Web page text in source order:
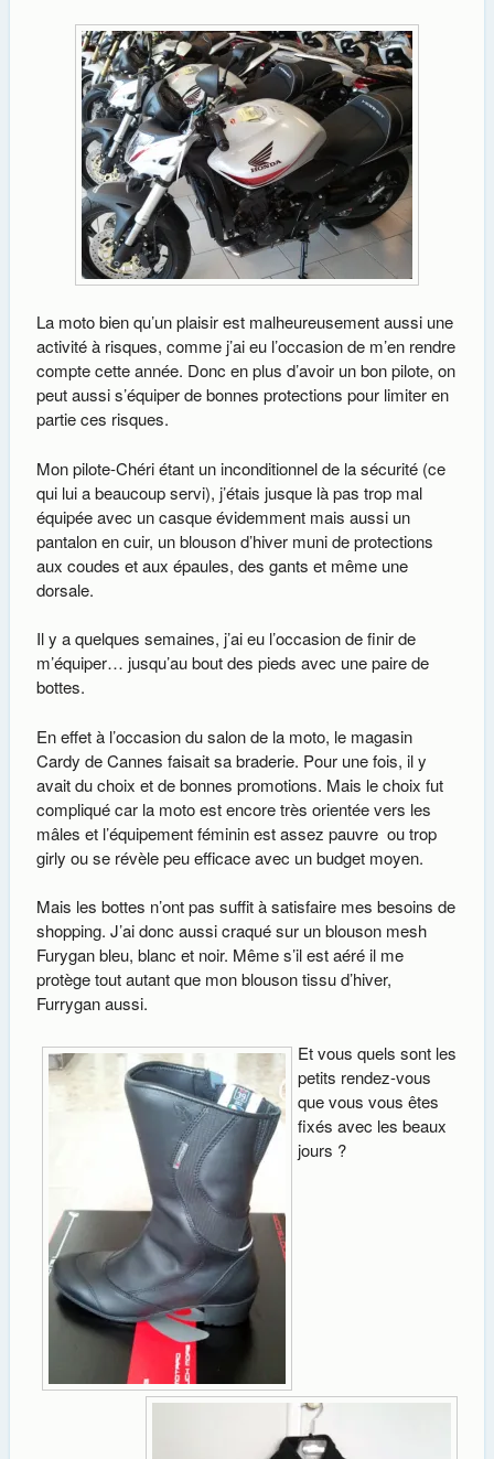
La moto bien qu’un plaisir est malheureusement aussi une
activité à risques, comme j’ai eu l’occasion de m’en rendre
compte cette année. Donc en plus d’avoir un bon pilote, on
peut aussi s’équiper de bonnes protections pour limiter en
partie ces risques.
Mon pilote-Chéri étant un inconditionnel de la sécurité (ce
qui lui a beaucoup servi), j’étais jusque là pas trop mal
équipée avec un casque évidemment mais aussi un
pantalon en cuir, un blouson d’hiver muni de protections
aux coudes et aux épaules, des gants et même une
dorsale.
Il y a quelques semaines, j’ai eu l’occasion de finir de
m’équiper… jusqu’au bout des pieds avec une paire de
bottes.
En effet à l’occasion du salon de la moto, le magasin
Cardy de Cannes faisait sa braderie. Pour une fois, il y
avait du choix et de bonnes promotions. Mais le choix fut
compliqué car la moto est encore très orientée vers les
mâles et l’équipement féminin est assez pauvre ou trop
girly ou se révèle peu efficace avec un budget moyen.
Mais les bottes n’ont pas suffit à satisfaire mes besoins de
shopping. J’ai donc aussi craqué sur un blouson mesh
Furygan bleu, blanc et noir. Même s’il est aéré il me
protège tout autant que mon blouson tissu d’hiver,
Furrygan aussi.
Et vous quels sont les
petits rendez-vous
que vous vous êtes
fixés avec les beaux
jours ?